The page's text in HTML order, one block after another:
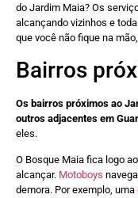
do Jardim Maia? Os
alcançando vizinhos e
que você não fique na
Bairros
Os bairros próximos ao
outros adjacentes em
eles.
O Bosque Maia fica logo
alcançar. Motoboys
demora. Por exemplo, uma